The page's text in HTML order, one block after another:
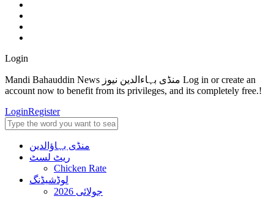
Login
Mandi Bahauddin News منڈی بہاءالدین نیوز Log in or create an
account now to benefit from its privileges, and its completely free.!
LoginRegister
منڈی بہاؤالدین
ریٹ لسٹ
Chicken Rate
لوڈشیڈنگ
جولائی 2026